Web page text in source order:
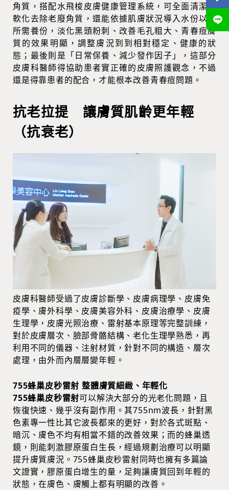
角質，搭配水飛梭皮膚健康管理系統，可全面清潔，
軟化去除老廢角質，還能依據肌膚狀況導入水份以及
所需養份，淡化黑頭粉刺、改善毛孔粗大、青春痘膚
質的效果明顯，調整膚況到到相對穩定、健康的狀
態；最後則是「日常保養、減少發作因子」，這部分
皮膚科醫師得協助患者實正確的皮膚照護觀念，不過
還是得靠患者的配合，才能根本改善青春痘問題。
抗老拉提 讓膚質肌齡更年輕
（抗衰老）
皮膚科醫師受過了皮膚診斷學、皮膚病理學、皮膚免
疫學、膚外科學、皮膚美容外科、皮膚治療學、皮膚
生理學，皮膚光照治療、雷射基本原理等完整訓練，
對於皮膚層次、臉部骨骼結構、老化生理學熟悉，再
利用不同的儀器、注射材質，針對不同的構造、層次
處理，由外而內層層變年輕。
755蜂巢皮秒雷射 整體膚質細緻、年輕化
755蜂巢皮秒雷射可以解決大部分的光老化問題，且
恢復快速、幾乎沒有副作用。其755nm波長，針對黑
色素專一性比其它波長都來的更好，對於各式斑點、
暗沉、膚色不均有相當不錯的改善效果；而的蜂巢透
鏡，則能刺激膠原蛋白生長，經過規劃治療可以明顯
提升膚質膚況。755蜂巢皮秒雷射同時也擁有多篇論
文證實，膠原蛋白增生的量，足夠讓膚質回到年輕的
狀態，在膚色、膚觸上都有明顯的改善。